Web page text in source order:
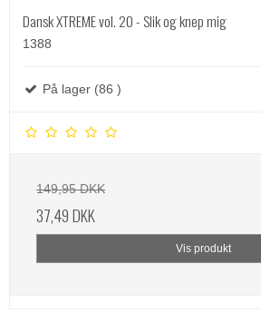
Dansk XTREME vol. 20 - Slik og knep mig
1388
På lager (86 )
149,95 DKK
37,49 DKK
Vis produkt